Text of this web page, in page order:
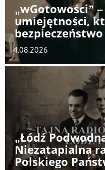
„wGotowości”
umiejętności,
bezpieczeństwo
4.08.2026
„Łódź
Niezatapialna
Polskiego